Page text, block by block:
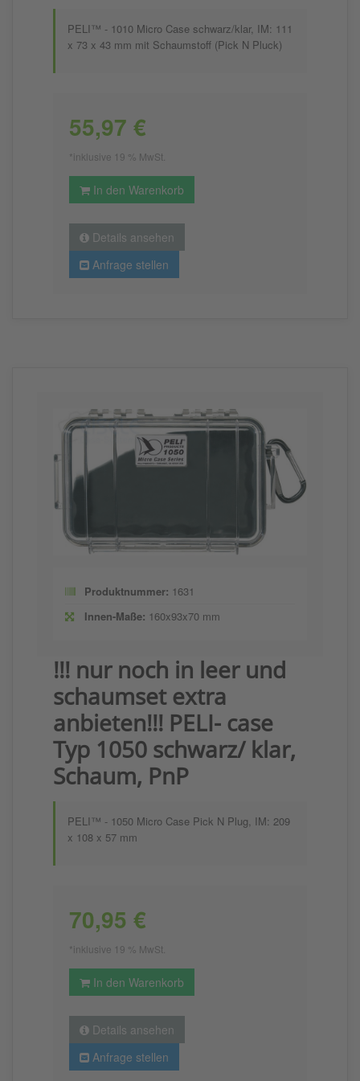
PELI™ - 1010 Micro Case schwarz/klar, IM: 111
x 73 x 43 mm mit Schaumstoff (Pick N Pluck)
55,97 €
*inklusive 19 % MwSt.
In den Warenkorb
Details ansehen
Anfrage stellen
Produktnummer: 1631
Innen-Maße: 160x93x70 mm
!!! nur noch in leer und
schaumset extra
anbieten!!! PELI- case
Typ 1050 schwarz/ klar,
Schaum, PnP
PELI™ - 1050 Micro Case Pick N Plug, IM: 209
x 108 x 57 mm
70,95 €
*inklusive 19 % MwSt.
In den Warenkorb
Details ansehen
Anfrage stellen